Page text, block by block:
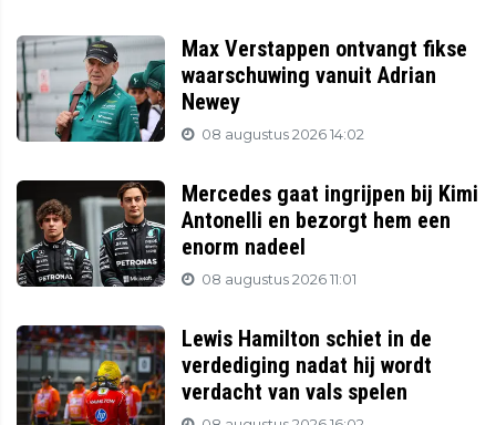
Max Verstappen ontvangt fikse
waarschuwing vanuit Adrian
Newey
08 augustus 2026 14:02
Mercedes gaat ingrijpen bij Kimi
Antonelli en bezorgt hem een
enorm nadeel
08 augustus 2026 11:01
Lewis Hamilton schiet in de
verdediging nadat hij wordt
verdacht van vals spelen